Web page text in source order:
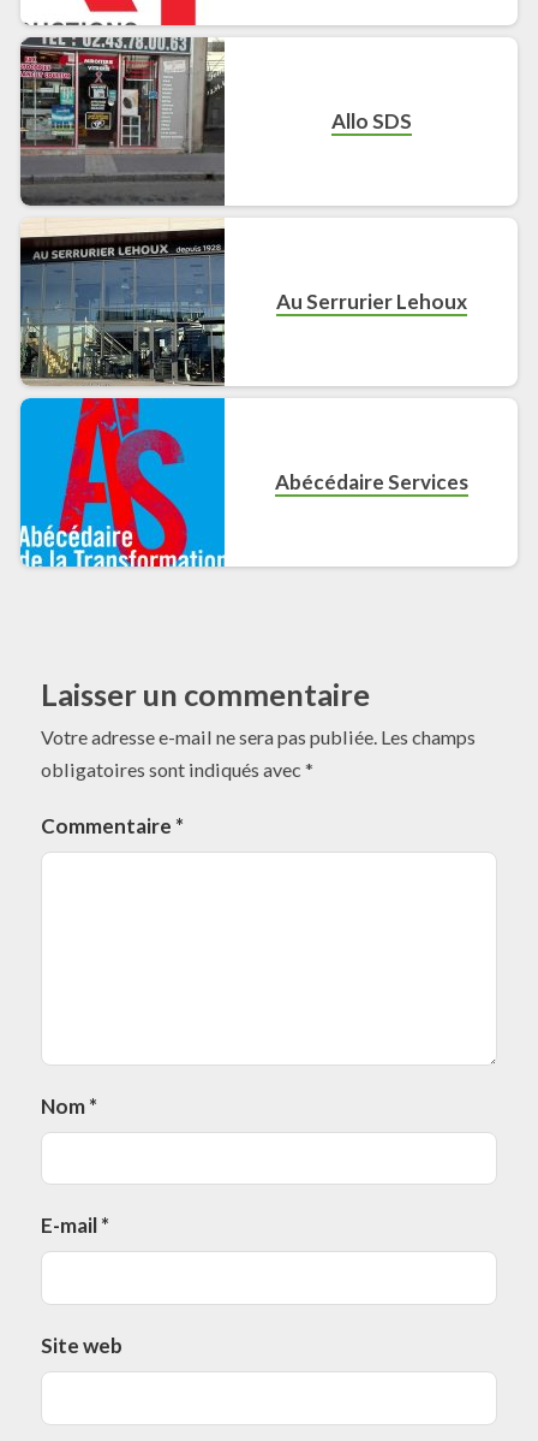
Allo SDS
Au Serrurier Lehoux
Abécédaire Services
Laisser un commentaire
Votre adresse e-mail ne sera pas publiée. Les champs
obligatoires sont indiqués avec *
Commentaire *
Nom*
E-mail*
Site web